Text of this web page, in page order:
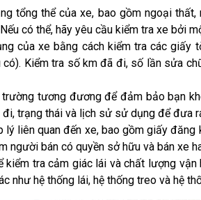
tổng thể của xe, bao gồm ngoại
có thể, hãy yêu cầu kiểm tra xe bởi
của xe bằng cách kiểm tra các giấy
có). Kiểm tra số km đã đi, số lần sửa
tương đương để đảm bảo bạn
trạng thái và lịch sử sử dụng để đưa
liên quan đến xe, bao gồm giấy đăng
người bán có quyền sở hữu và bán xe
tra cảm giác lái và chất lượng vận
như hệ thống lái, hệ thống treo và hệ